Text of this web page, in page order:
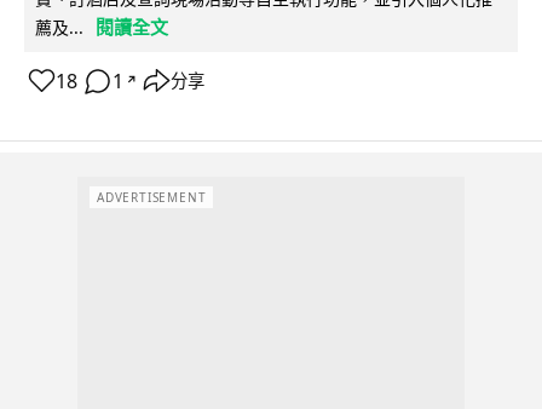
薦及...
閱讀全文
18 1 ↗ 分享
ADVERTISEMENT